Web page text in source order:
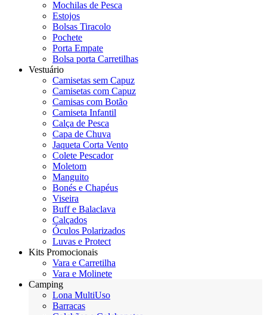
Mochilas de Pesca
Estojos
Bolsas Tiracolo
Pochete
Porta Empate
Bolsa porta Carretilhas
Vestuário
Camisetas sem Capuz
Camisetas com Capuz
Camisas com Botão
Camiseta Infantil
Calça de Pesca
Capa de Chuva
Jaqueta Corta Vento
Colete Pescador
Moletom
Manguito
Bonés e Chapéus
Viseira
Buff e Balaclava
Calçados
Óculos Polarizados
Luvas e Protect
Kits Promocionais
Vara e Carretilha
Vara e Molinete
Camping
Lona MultiUso
Barracas